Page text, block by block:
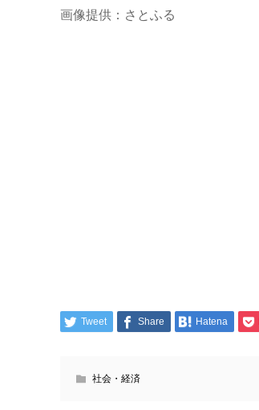
画像提供：さとふる
Tweet Share Hatena
社会・経済